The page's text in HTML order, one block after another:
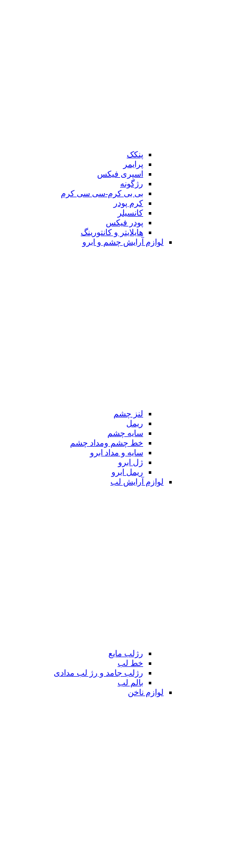
پنکک
پرایمر
اسپری فیکس
رژگونه
بی بی کرم-سی سی کرم
کرم پودر
کانسیلر
پودر فیکس
هایلایتر و کانتورینگ
لوازم آرایش چشم و ابرو
لنز چشم
ریمل
سایه چشم
خط چشم ومداد چشم
سایه و مداد ابرو
ژل ابرو
ریمل ابرو
لوازم آرایش لب
رژلب مایع
خط لب
رژلب جامد و رژ لب مدادی
بالم لب
لوازم ناخن